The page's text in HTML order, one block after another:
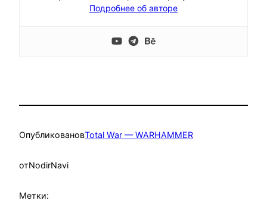
Подробнее об авторе
ОпубликовановTotal War — WARHAMMER
отNodirNavi
Метки: